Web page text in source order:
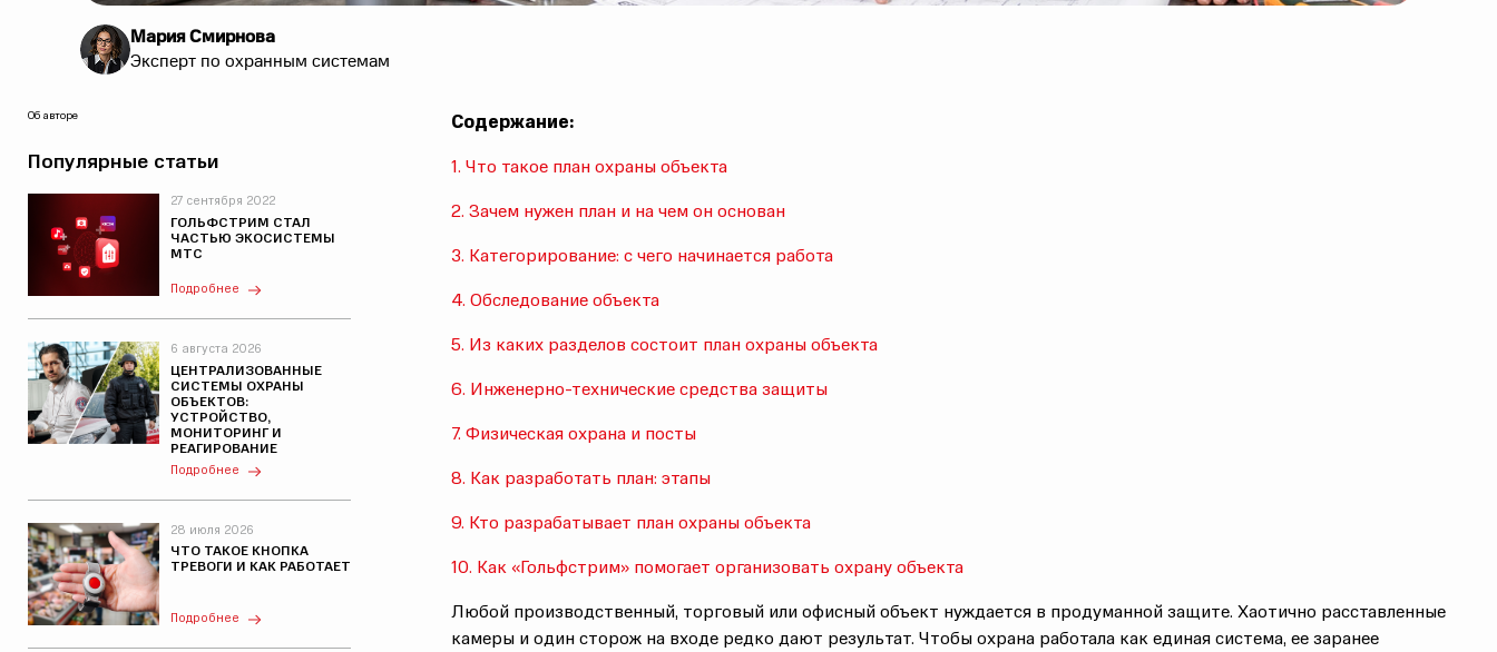
Мария Смирнова
Эксперт по охранным системам
Содержание:
1. Что такое план охраны объекта
2. Зачем нужен план и на чем он основан
3. Категорирование: с чего начинается работа
4. Обследование объекта
5. Из каких разделов состоит план охраны объекта
6. Инженерно-технические средства защиты
7. Физическая охрана и посты
8. Как разработать план: этапы
9. Кто разрабатывает план охраны объекта
10. Как «Гольфстрим» помогает организовать охрану объекта
Любой производственный, торговый или офисный объект нуждается в продуманной защите. Хаотично расставленные
камеры и один сторож на входе редко дают результат. Чтобы охрана работала как единая система, ее заранее
Об авторе
Популярные статьи
27 сентября 2022
ГОЛЬФСТРИМ СТАЛ
ЧАСТЬЮ ЭКОСИСТЕМЫ
МТС
Подробнее
6 августа 2026
ЦЕНТРАЛИЗОВАННЫЕ
СИСТЕМЫ ОХРАНЫ
ОБЪЕКТОВ:
УСТРОЙСТВО,
МОНИТОРИНГ И
РЕАГИРОВАНИЕ
Подробнее
28 июля 2026
ЧТО ТАКОЕ КНОПКА
ТРЕВОГИ И КАК РАБОТАЕТ
Подробнее